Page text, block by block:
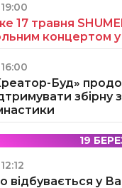
19:00
17 травня
концертом у
16:00
Буд»
збірну
19
12:12
відбувається у